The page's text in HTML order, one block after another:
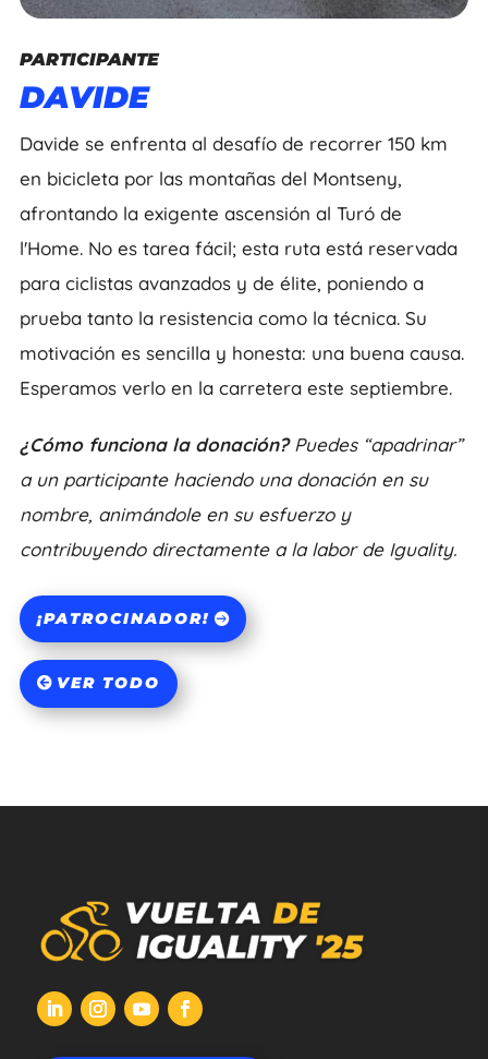
PARTICIPANTE
DAVIDE
Davide se enfrenta al desafío de recorrer 150 km
en bicicleta por las montañas del Montseny,
afrontando la exigente ascensión al Turó de
l'Home. No es tarea fácil; esta ruta está reservada
para ciclistas avanzados y de élite, poniendo a
prueba tanto la resistencia como la técnica. Su
motivación es sencilla y honesta: una buena causa.
Esperamos verlo en la carretera este septiembre.
¿Cómo funciona la donación?Puedes “apadrinar”
a un participante haciendo una donación en su
nombre, animándole en su esfuerzo y
contribuyendo directamente a la labor de Iguality.
¡PATROCINADOR!
VER TODO